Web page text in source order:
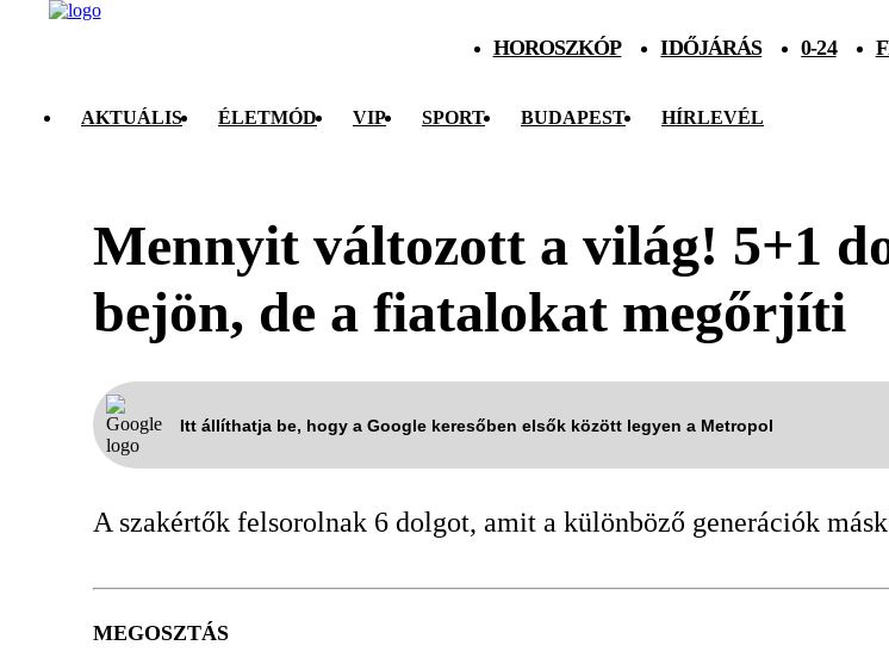
HOROSZKÓP IDŐJÁRÁS 0-24
AKTUÁLIS ÉLETMÓD VIP SPORT BUDAPEST HÍRLEVÉL
Mennyit változott a világ! 5+1
bejön, de a fiatalokat megőrjíti
Itt állíthatja be, hogy a Google keresőben elsők között legyen a Metropol
A szakértők felsorolnak 6 dolgot, amit a különböző generációk
MEGOSZTÁS